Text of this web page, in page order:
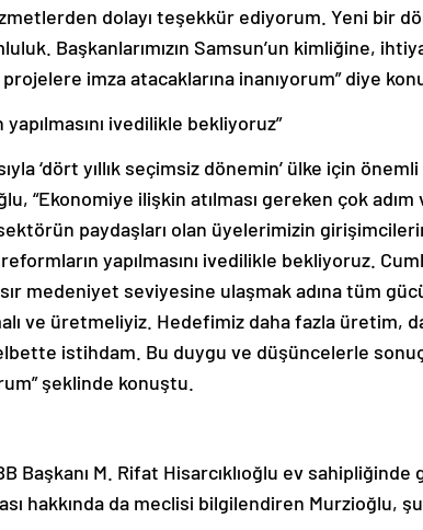
dolayı teşekkür ediyorum. Yeni bir
Başkanlarımızın Samsun’un kimliğine,
imza atacaklarına inanıyorum” diye
ivedilikle bekliyoruz”
‘dört yıllık seçimsiz dönemin’ ülke için
“Ekonomiye ilişkin atılması gereken çok adım
paydaşları olan üyelerimizin
yapılmasını ivedilikle bekliyoruz.
medeniyet seviyesine ulaşmak adına tüm
ve üretmeliyiz. Hedefimiz daha fazla üretim,
istihdam. Bu duygu ve düşüncelerle
şeklinde konuştu.
Başkanı M. Rifat Hisarcıklıoğlu ev
hakkında da meclisi bilgilendiren Murzioğlu,